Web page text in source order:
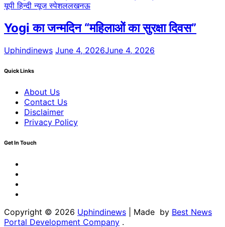
यूपी हिन्दी न्यूज स्पेशललखनऊ
Yogi का जन्मदिन “महिलाओं का सुरक्षा दिवस”
Uphindinews June 4, 2026June 4, 2026
Quick Links
About Us
Contact Us
Disclaimer
Privacy Policy
Get In Touch
Copyright © 2026 Uphindinews | Made by Best News
Portal Development Company .